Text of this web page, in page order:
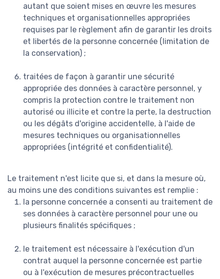
autant que soient mises en œuvre les mesures
techniques et organisationnelles appropriées
requises par le règlement afin de garantir les droits
et libertés de la personne concernée (limitation de
la conservation) ;
traitées de façon à garantir une sécurité
appropriée des données à caractère personnel, y
compris la protection contre le traitement non
autorisé ou illicite et contre la perte, la destruction
ou les dégâts d'origine accidentelle, à l'aide de
mesures techniques ou organisationnelles
appropriées (intégrité et confidentialité).
Le traitement n'est licite que si, et dans la mesure où,
au moins une des conditions suivantes est remplie :
la personne concernée a consenti au traitement de
ses données à caractère personnel pour une ou
plusieurs finalités spécifiques ;
le traitement est nécessaire à l'exécution d'un
contrat auquel la personne concernée est partie
ou à l'exécution de mesures précontractuelles